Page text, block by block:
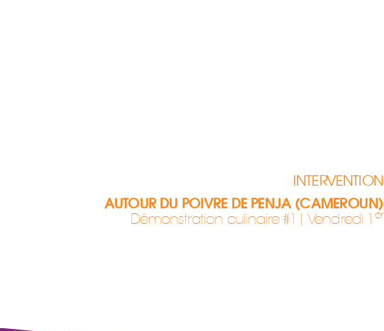
INTERVENTION
AUTOUR DU POIVRE DE PENJA (CAMEROUN)
Démonstration culinaire #1| Vendredi 1 er